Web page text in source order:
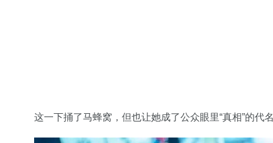
这一下捅了马蜂窝，但也让她成了公众眼里“真相”的代